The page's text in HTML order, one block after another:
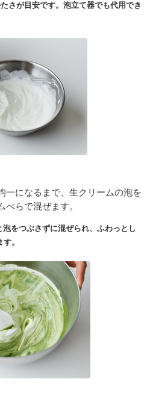
さが目安です。泡立て器でも代用でき
一になるまで、生クリームの泡を
らで混ぜます。
をつぶさずに混ぜられ、ふわっとし
。